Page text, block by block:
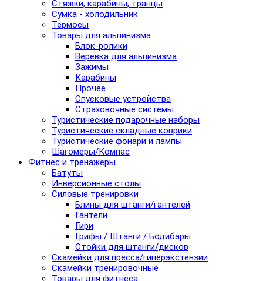
Стяжки, карабины, транцы
Сумка - холодильник
Термосы
Товары для альпинизма
Блок-ролики
Веревка для альпинизма
Зажимы
Карабины
Прочее
Спусковые устройства
Страховочные системы
Туристические подарочные наборы
Туристические складные коврики
Туристические фонари и лампы
Шагомеры/Компас
Фитнес и тренажеры
Батуты
Инверсионные столы
Силовые тренировки
Блины для штанги/гантелей
Гантели
Гири
Грифы / Штанги / Бодибары
Стойки для штанги/дисков
Скамейки для пресса/гиперэкстензии
Скамейки тренировочные
Товары для фитнеса